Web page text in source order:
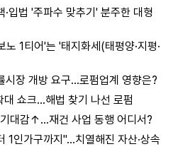
입법 '주파수 맞추기' 분주한 대형
1티어'는 '태지화세(태평양·지평·
장 개방 요구…로펌업계 영향은?
쇼크…해법 찾기 나선 로펌
대감↑…재건 사업 동행 어디서?
1인가구까지"…치열해진 자산·상속